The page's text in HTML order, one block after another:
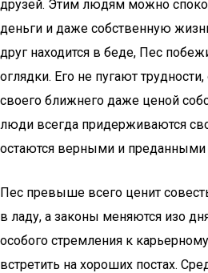
друзей. Этим людям можно
деньги и даже собственную
друг находится в беде, Пес
оглядки. Его не пугают
своего ближнего даже ценой
люди всегда придерживаются
остаются верными и преданными
Пес превыше всего ценит
в ладу, а законы меняются изо
особого стремления к
встретить на хороших постах.